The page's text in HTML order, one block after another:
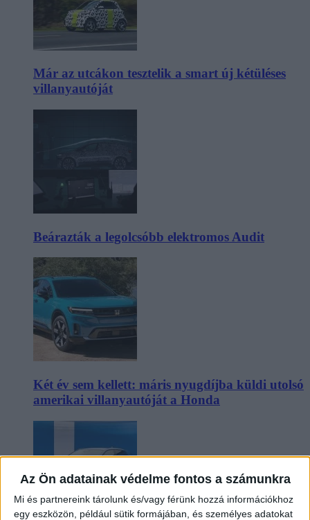
Az Ön adatainak védelme fontos a számunkra
Mi és partnereink tárolunk és/vagy férünk hozzá információkhoz
egy eszközön, például sütik formájában, és személyes adatokat
Már az utcákon tesztelik a smart új kétüléses
villanyautóját
Beárazták a legolcsóbb elektromos Audit
Két év sem kellett: máris nyugdíjba küldi utolsó
amerikai villanyautóját a Honda